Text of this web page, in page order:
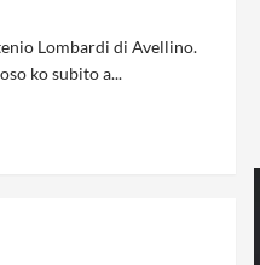
Lombardi di Avellino.
ko subito a...